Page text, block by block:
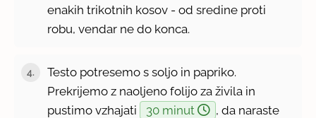
enakih trikotnih kosov - od sredine proti
robu, vendar ne do konca.
4.
Testo potresemo s soljo in papriko.
Prekrijemo z naoljeno folijo za živila in
pustimo vzhajati
30 minut
, da naraste